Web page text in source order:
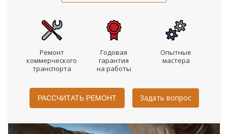
Ремонт
коммерческого
транспорта
Годовая
гарантия
на работы
Опытные
мастера
Задать вопрос